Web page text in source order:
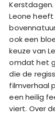
Leone heeft
ook een
keuze van
omdat het
die de
filmverhaal
een heilig
viert. Over